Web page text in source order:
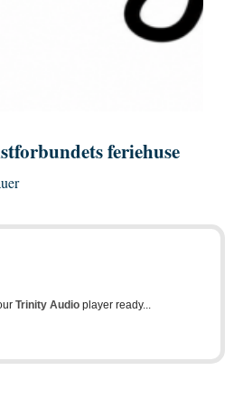
feriehuse
Trinity Audio player ready...